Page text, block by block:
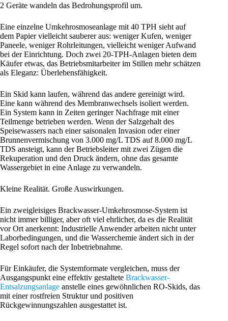
2 Geräte wandeln das Bedrohungsprofil um.
Eine einzelne Umkehrosmoseanlage mit 40 TPH sieht auf
dem Papier vielleicht sauberer aus: weniger Kufen, weniger
Paneele, weniger Rohrleitungen, vielleicht weniger Aufwand
bei der Einrichtung. Doch zwei 20-TPH-Anlagen bieten dem
Käufer etwas, das Betriebsmitarbeiter im Stillen mehr schätzen
als Eleganz: Überlebensfähigkeit.
Ein Skid kann laufen, während das andere gereinigt wird.
Eine kann während des Membranwechsels isoliert werden.
Ein System kann in Zeiten geringer Nachfrage mit einer
Teilmenge betrieben werden. Wenn der Salzgehalt des
Speisewassers nach einer saisonalen Invasion oder einer
Brunnenvermischung von 3.000 mg/L TDS auf 8.000 mg/L
TDS ansteigt, kann der Betriebsleiter mit zwei Zügen die
Rekuperation und den Druck ändern, ohne das gesamte
Wassergebiet in eine Anlage zu verwandeln.
Kleine Realität. Große Auswirkungen.
Ein zweigleisiges Brackwasser-Umkehrosmose-System ist
nicht immer billiger, aber oft viel ehrlicher, da es die Realität
vor Ort anerkennt: Industrielle Anwender arbeiten nicht unter
Laborbedingungen, und die Wasserchemie ändert sich in der
Regel sofort nach der Inbetriebnahme.
Für Einkäufer, die Systemformate vergleichen, muss der
Ausgangspunkt eine effektiv gestaltete Brackwasser-
Entsalzungsanlage anstelle eines gewöhnlichen RO-Skids, das
mit einer rostfreien Struktur und positiven
Rückgewinnungszahlen ausgestattet ist.